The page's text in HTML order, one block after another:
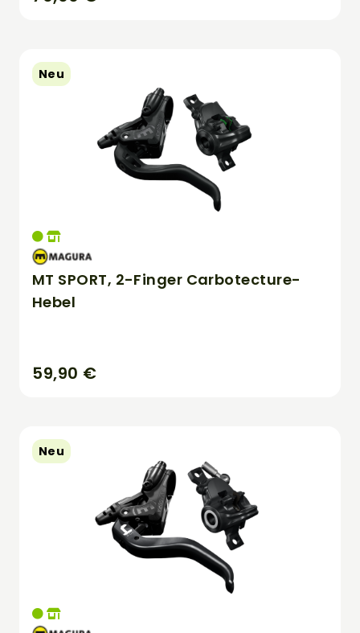
Neu
MT SPORT, 2-Finger Carbotecture-
Hebel
59,90 €
Neu